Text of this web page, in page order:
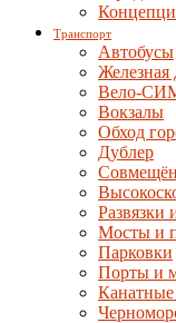
Транспорт
Автобусы
Железная
Вело-
Вокзалы
Обход
Дублер
Развязки
Мосты и
Парковки
Порты и
Канатные